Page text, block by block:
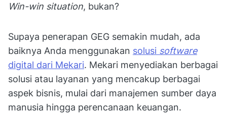
Win-win situation, bukan?
Supaya penerapan GEG semakin mudah, ada
baiknya Anda menggunakan solusi software
digital dari Mekari. Mekari menyediakan berbagai
solusi atau layanan yang mencakup berbagai
aspek bisnis, mulai dari manajemen sumber daya
manusia hingga perencanaan keuangan.